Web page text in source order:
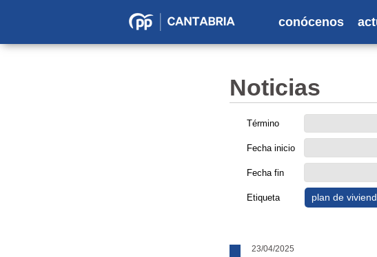
Partido
conócenos
Noticias
Término
Fecha inicio
Fecha fin
Etiqueta plan de
23/04/2025